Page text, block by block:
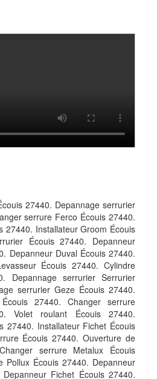
27440. Depannage serrurier
serrure Ferco Écouis 27440.
27440. Installateur Groom Écouis
Écouis 27440. Depanneur
Depanneur Duval Écouis 27440.
Écouis 27440. Cylindre
Depannage serrurier Serrurier
serrurier Geze Écouis 27440.
27440. Changer serrure
Volet roulant Écouis 27440.
27440. Installateur Fichet Écouis
Écouis 27440. Ouverture de
serrure Metalux Écouis
Pollux Écouis 27440. Depanneur
Fichet Écouis 27440.